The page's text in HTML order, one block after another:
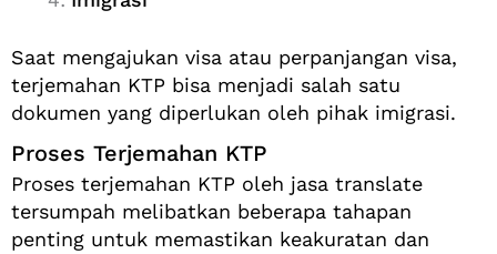
Saat mengajukan visa atau perpanjangan visa,
terjemahan KTP bisa menjadi salah satu
dokumen yang diperlukan oleh pihak imigrasi.
Proses Terjemahan KTP
Proses terjemahan KTP oleh jasa translate
tersumpah melibatkan beberapa tahapan
penting untuk memastikan keakuratan dan